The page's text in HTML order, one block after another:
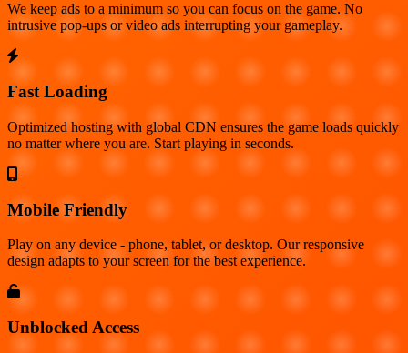
We keep ads to a minimum so you can focus on the game. No
intrusive pop-ups or video ads interrupting your gameplay.
Fast Loading
Optimized hosting with global CDN ensures the game loads quickly
no matter where you are. Start playing in seconds.
Mobile Friendly
Play on any device - phone, tablet, or desktop. Our responsive
design adapts to your screen for the best experience.
Unblocked Access